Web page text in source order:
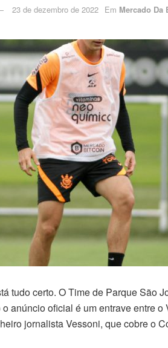
23 de dezembro de 2022 Em Mercado Da
tudo certo. O Time de Parque São
anúncio oficial é um entrave entre
jornalista Vessoni, que cobre o